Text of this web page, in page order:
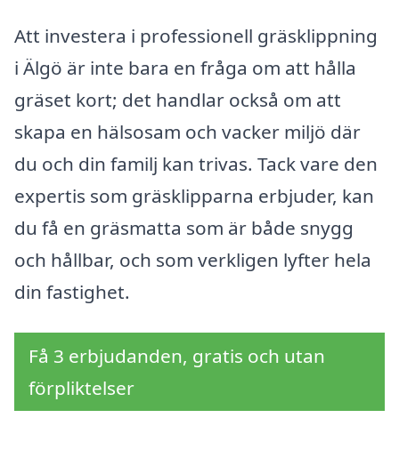
Att investera i professionell gräsklippning
i Älgö är inte bara en fråga om att hålla
gräset kort; det handlar också om att
skapa en hälsosam och vacker miljö där
du och din familj kan trivas. Tack vare den
expertis som gräsklipparna erbjuder, kan
du få en gräsmatta som är både snygg
och hållbar, och som verkligen lyfter hela
din fastighet.
Få 3 erbjudanden, gratis och utan
förpliktelser